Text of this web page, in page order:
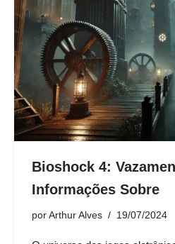
Bioshock 4:
Informações Sobre
por Arthur Alves 19/07/2024